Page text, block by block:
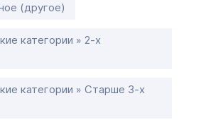
(другое)
категории » 2-х
категории » Старше 3-х